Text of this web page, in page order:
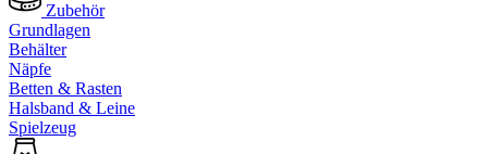
Zubehör
Grundlagen
Behälter
Näpfe
Betten & Rasten
Halsband & Leine
Spielzeug